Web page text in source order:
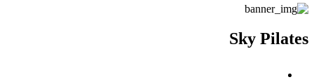
Sky Pilates